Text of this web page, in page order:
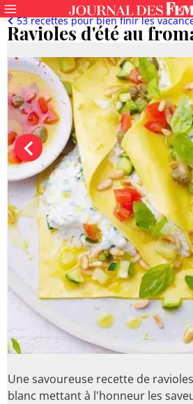
Ravioles d'été au
53 recettes pour bien finir les
Une savoureuse recette de
blanc mettant à l'honneur les